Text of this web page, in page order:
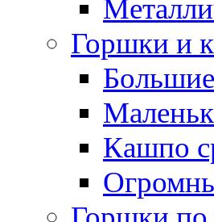
Горшки и
Кашпо